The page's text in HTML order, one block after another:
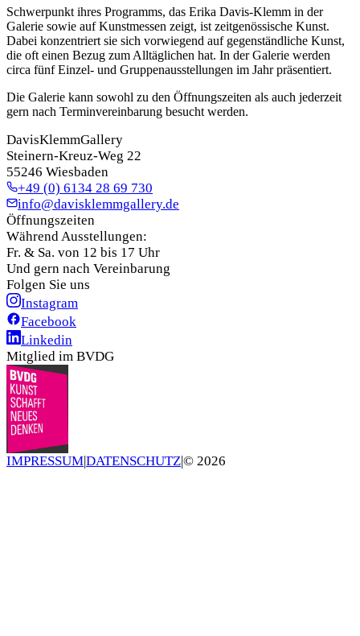
Schwerpunkt ihres Programms, das Erika Davis-Klemm in der
Galerie sowie auf Kunstmessen zeigt, ist zeitgenössische Kunst.
Dabei konzentriert sie sich vorwiegend auf gegenständliche Kunst,
die oft einen Bezug zum Alltäglichen hat. In der Galerie werden
circa fünf Einzel- und Gruppenausstellungen im Jahr präsentiert.
Die Galerie kann sowohl zu den Öffnungszeiten als auch jederzeit
gern nach Terminvereinbarung besucht werden.
DavisKlemmGallery
Steinern-Kreuz-Weg 22
55246 Wiesbaden
+49 (0) 6134 28 69 730
info@davisklemmgallery.de
Öffnungszeiten
Während Ausstellungen:
Fr. & Sa. von 12 bis 17 Uhr
Und gern nach Vereinbarung
Folgen Sie uns
Instagram
Facebook
Linkedin
Mitglied im BVDG
IMPRESSUM|DATENSCHUTZ|© 2026